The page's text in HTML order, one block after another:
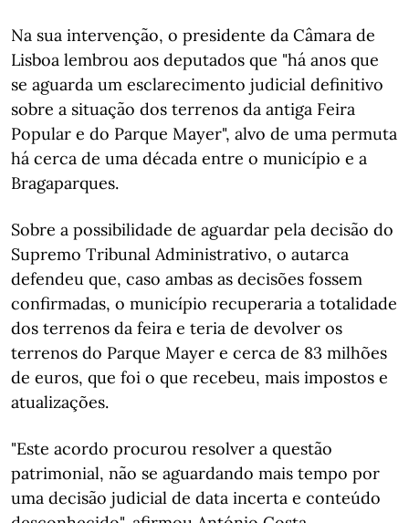
Na sua intervenção, o presidente da Câmara de
Lisboa lembrou aos deputados que "há anos que
se aguarda um esclarecimento judicial definitivo
sobre a situação dos terrenos da antiga Feira
Popular e do Parque Mayer", alvo de uma permuta
há cerca de uma década entre o município e a
Bragaparques.
Sobre a possibilidade de aguardar pela decisão do
Supremo Tribunal Administrativo, o autarca
defendeu que, caso ambas as decisões fossem
confirmadas, o município recuperaria a totalidade
dos terrenos da feira e teria de devolver os
terrenos do Parque Mayer e cerca de 83 milhões
de euros, que foi o que recebeu, mais impostos e
atualizações.
"Este acordo procurou resolver a questão
patrimonial, não se aguardando mais tempo por
uma decisão judicial de data incerta e conteúdo